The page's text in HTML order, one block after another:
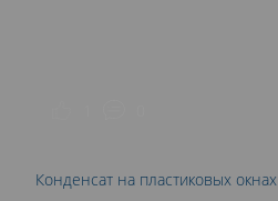
Конденсат на пластиковых окнах